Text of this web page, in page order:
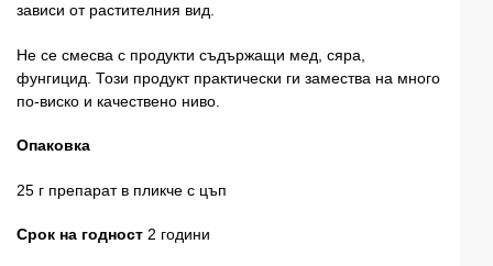
зависи от растителния вид.
Не се смесва с продукти съдържащи мед, сяра,
фунгицид. Този продукт практически ги замества на много
по-виско и качествено ниво.
Опаковка
25 г препарат в пликче с цъп
Срок на годност 2 години